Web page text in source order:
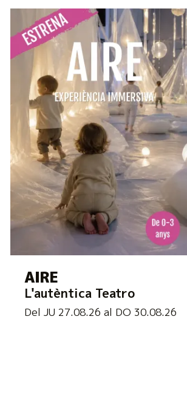
AIRE
L'autèntica Teatro
Del JU 27.08.26 al DO 30.08.26